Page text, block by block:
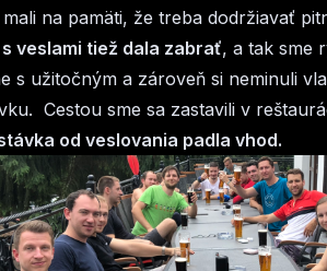
na pamäti, že treba dodržiavať
veslami tiež dala zabrať, a tak sme
s užitočným a zároveň si neminuli
Cestou sme sa zastavili v
od veslovania padla vhod.